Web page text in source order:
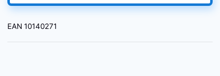
EAN 10140271